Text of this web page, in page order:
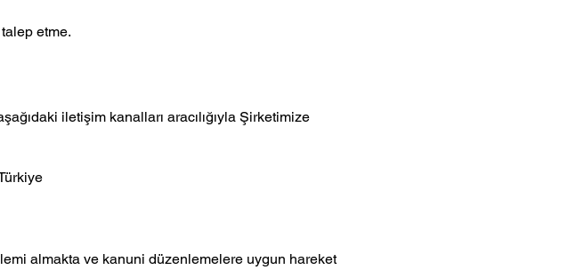
etme.
iletişim kanalları aracılığıyla Şirketimize
almakta ve kanuni düzenlemelere uygun hareket